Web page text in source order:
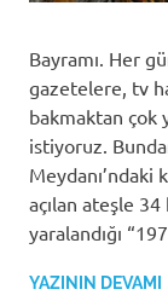
Bayramı. Her
gazetelere, tv
bakmaktan çok
istiyoruz.
Meydanı’ndaki
açılan ateşle
yaralandığı
YAZININ DEVAMI